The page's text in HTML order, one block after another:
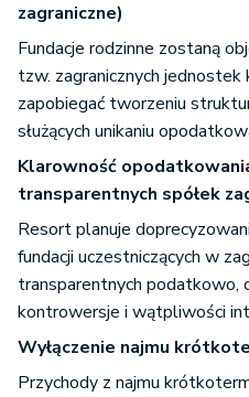
zagraniczne)
Fundacje rodzinne zostaną
tzw. zagranicznych jednostek
zapobiegać tworzeniu
służących unikaniu
Klarowność
transparentnych spółek
Resort planuje
fundacji uczestniczących w
transparentnych podatkowo,
kontrowersje i wątpliwości
Wyłączenie najmu
Przychody z najmu